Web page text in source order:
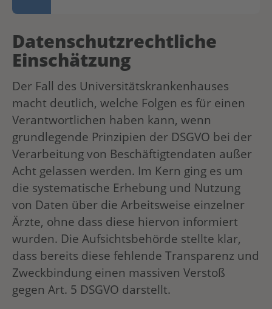
Datenschutzrechtliche
Einschätzung
Der Fall des Universitätskrankenhauses
macht deutlich, welche Folgen es für einen
Verantwortlichen haben kann, wenn
grundlegende Prinzipien der DSGVO bei der
Verarbeitung von Beschäftigtendaten außer
Acht gelassen werden. Im Kern ging es um
die systematische Erhebung und Nutzung
von Daten über die Arbeitsweise einzelner
Ärzte, ohne dass diese hiervon informiert
wurden. Die Aufsichtsbehörde stellte klar,
dass bereits diese fehlende Transparenz und
Zweckbindung einen massiven Verstoß
gegen Art. 5 DSGVO darstellt.